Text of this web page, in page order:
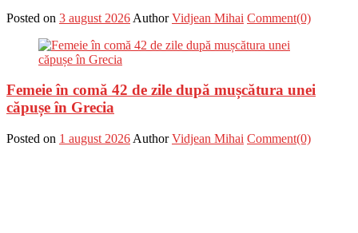
Posted on 3 august 2026 Author Vidjean Mihai Comment(0)
Femeie în comă 42 de zile după mușcătura unei
căpușe în Grecia
Posted on 1 august 2026 Author Vidjean Mihai Comment(0)